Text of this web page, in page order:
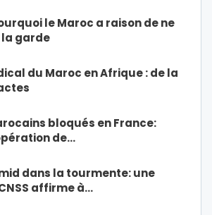
le Maroc a raison de ne
garde
du Maroc en Afrique : de la
bloqués en France:
de…
dans la tourmente: une
affirme à…